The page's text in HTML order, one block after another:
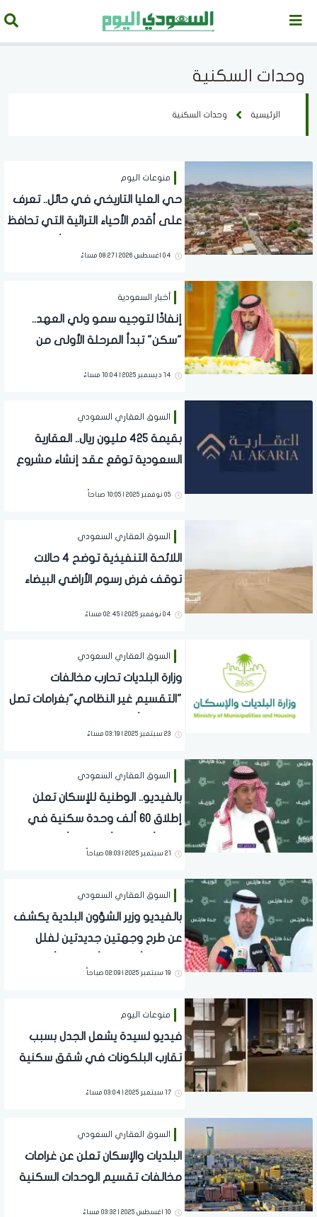
وحدات السكنية
الرئيسية وحدات السكنية
منوعات اليوم
حي العليا التاريخي في حائل.. تعرف
على أقدم الأحياء التراثية التي تحافظ
150 عامًا
04 اغسطس 2026 | 08:27 مساءً
أخبار السعودية
إنفاذًا لتوجيه سمو ولي العهد..
"سكن" تبدأ المرحلة الأولى من
للمستفيدين
14 ديسمبر 2025 | 10:04 مساءً
السوق العقاري السعودي
بقيمة 425 مليون ريال.. العقارية
السعودية توقع عقد إنشاء مشروع
05 نوفمبر 2025 | 10:05 صباحاً
السوق العقاري السعودي
اللائحة التنفيذية توضح 4 حالات
توقف فرض رسوم الأراضي البيضاء
04 نوفمبر 2025 | 02:45 مساءً
السوق العقاري السعودي
وزارة البلديات تحارب مخالفات
"التقسيم غير النظامي"بغرامات تصل
23 سبتمبر 2025 | 03:19 مساءً
السوق العقاري السعودي
بالفيديو.. الوطنية للإسكان تعلن
إطلاق 60 ألف وحدة سكنية في
21 سبتمبر 2025 | 08:03 صباحاً
السوق العقاري السعودي
بالفيديو وزير الشؤون البلدية يكشف
عن طرح وجهتين جديدتين لفلل
19 سبتمبر 2025 | 02:09 صباحاً
منوعات اليوم
فيديو لسيدة يشعل الجدل بسبب
تقارب البلكونات في شقق سكنية
17 سبتمبر 2025 | 03:04 مساءً
السوق العقاري السعودي
البلديات والإسكان تعلن عن غرامات
مخالفات تقسيم الوحدات السكنية
10 اغسطس 2025 | 03:32 مساءً